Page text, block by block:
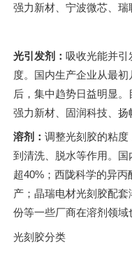
强力新材、宁波微芯、瑞
光引发剂： 吸收光能并引
度。国内生产企业从最
后，集中趋势日益明显。
强力新材、固润科技、扬
溶剂： 调整光刻胶的粘
到清洗、脱水等作用。
超40%；西陇科学的异
产；晶瑞电材光刻胶配
份等一些厂商在溶剂领域
光刻胶分类